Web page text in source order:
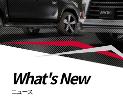
OTHER PRODUCT
PHOTO GALLERY
PRIVACY POLICY
What's New
ニュース